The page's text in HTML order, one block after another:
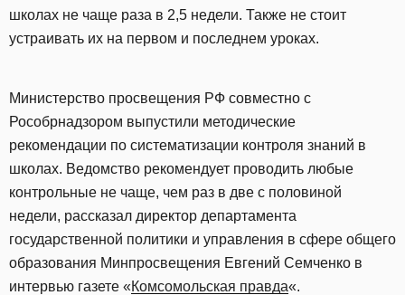
школах не чаще раза в 2,5 недели. Также не стоит
устраивать их на первом и последнем уроках.
Министерство просвещения РФ совместно с
Рособрнадзором выпустили методические
рекомендации по систематизации контроля знаний в
школах. Ведомство рекомендует проводить любые
контрольные не чаще, чем раз в две с половиной
недели, рассказал директор департамента
государственной политики и управления в сфере общего
образования Минпросвещения Евгений Семченко в
интервью газете «Комсомольская правда«.